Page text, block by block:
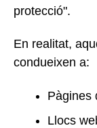
protecció".
En realitat,
condueixen a:
Pàgines
Llocs